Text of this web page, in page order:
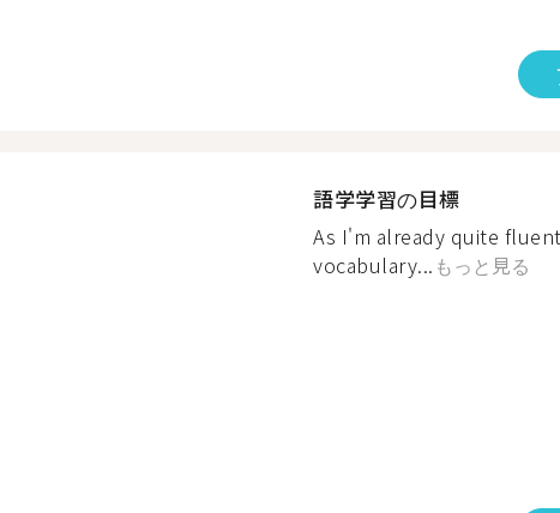
語学学習の目標
As I'm already quite
vocabulary... もっと見る